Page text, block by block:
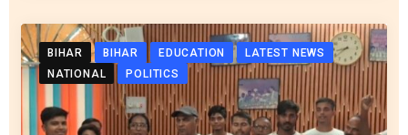
BIHAR BIHAR EDUCATION
LATEST NEWS
NATIONAL
POLITICS